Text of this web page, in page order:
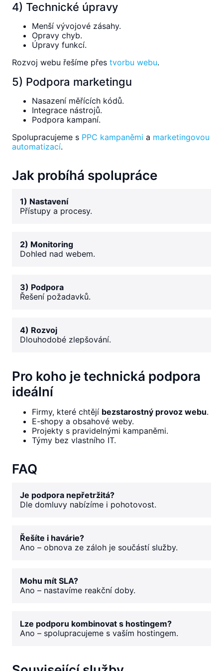
4) Technické úpravy
Menší vývojové zásahy.
Opravy chyb.
Úpravy funkcí.
Rozvoj webu řešíme přes tvorbu webu.
5) Podpora marketingu
Nasazení měřících kódů.
Integrace nástrojů.
Podpora kampaní.
Spolupracujeme s PPC kampaněmi a marketingovou
automatizací.
Jak probíhá spolupráce
1) Nastavení
Přístupy a procesy.
2) Monitoring
Dohled nad webem.
3) Podpora
Řešení požadavků.
4) Rozvoj
Dlouhodobé zlepšování.
Pro koho je technická podpora
ideální
Firmy, které chtějí bezstarostný provoz webu.
E-shopy a obsahové weby.
Projekty s pravidelnými kampaněmi.
Týmy bez vlastního IT.
FAQ
Je podpora nepřetržitá?
Dle domluvy nabízíme i pohotovost.
Řešíte i havárie?
Ano – obnova ze záloh je součástí služby.
Mohu mít SLA?
Ano – nastavíme reakční doby.
Lze podporu kombinovat s hostingem?
Ano – spolupracujeme s vaším hostingem.